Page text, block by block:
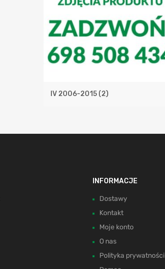
IV 2006-2015 (2)
INFORMACJE
Dostawy
Kontakt
Moje konto
O nas
Polityka prywatności